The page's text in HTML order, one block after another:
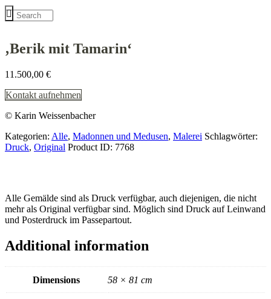
‚Berik mit Tamarin‘
11.500,00 €
Kontakt aufnehmen
© Karin Weissenbacher
Kategorien: Alle, Madonnen und Medusen, Malerei Schlagwörter:
Druck, Original Product ID: 7768
Alle Gemälde sind als Druck verfügbar, auch diejenigen, die nicht
mehr als Original verfügbar sind. Möglich sind Druck auf Leinwand
und Posterdruck im Passepartout.
Additional information
Dimensions 58 × 81 cm